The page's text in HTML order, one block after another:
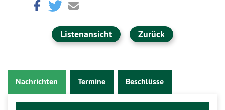
Listenansicht Zurück
Nachrichten Termine Beschlüsse